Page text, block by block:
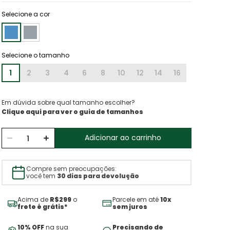
Selecione a cor
1 2 3 4 6 8 10 12 14 16
Em dúvida sobre qual tamanho escolher?
Clique aqui para ver o guia de tamanhos
Adicionar ao carrinho
Compre sem preocupações:
você tem 30 dias para devolução
Acima de R$299o
frete é grátis*
Parcele em até10x
sem juros
10% OFFna sua Precisando de